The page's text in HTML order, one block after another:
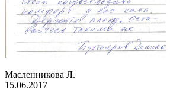
Масленникова Л.
15.06.2017